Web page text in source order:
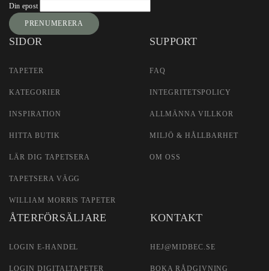
Newsletter
Signup
Din epost
PRENUMERERA
SIDOR
TAPETER
KATEGORIER
INSPIRATION
HITTA BUTIK
LÄR DIG TAPETSERA
TAPETSERA VÄGG
WILLIAM MORRIS TAPETER
SUPPORT
FAQ
INTEGRITETSPOLICY
ALLMÄNNA VILLKOR
MILJÖ & HÅLLBARHET
OM OSS
ÅTERFÖRSÄLJARE
LOGIN E-HANDEL
LOGIN DIGITALTAPETER
KONTAKT
HEJ@MIDBEC.SE
BOKA RÅDGIVNING